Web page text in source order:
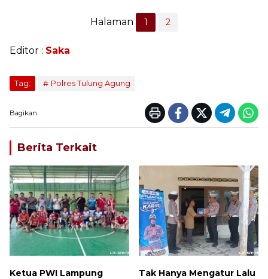
Halaman 1 2
Editor : Saka
Tag: Polres Tulung Agung
Bagikan
Berita Terkait
Ketua PWI Lampung Tak Hanya Mengatur Lalu